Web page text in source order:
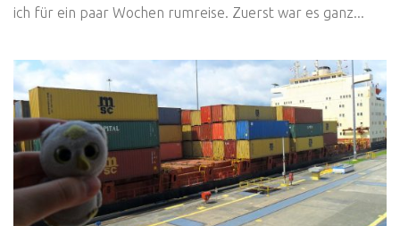
ich für ein paar Wochen rumreise. Zuerst war es ganz...